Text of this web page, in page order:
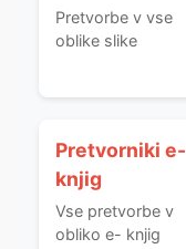
Pretvorbe v vse
oblike slike
Pretvorniki e-
knjig
Vse pretvorbe v
obliko e- knjig